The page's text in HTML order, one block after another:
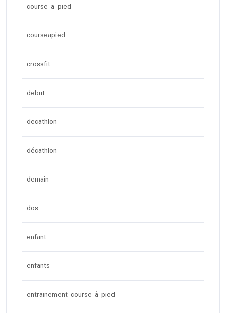
course a pied
courseapied
crossfit
debut
decathlon
décathlon
demain
dos
enfant
enfants
entrainement course à pied